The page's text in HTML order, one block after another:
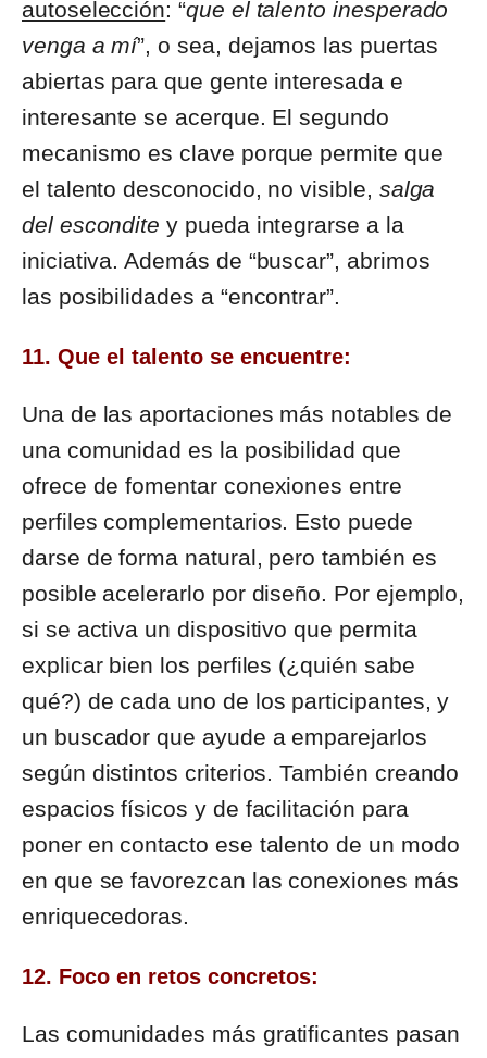
autoselección: “que el talento inesperado
venga a mí”, o sea, dejamos las puertas
abiertas para que gente interesada e
interesante se acerque. El segundo
mecanismo es clave porque permite que
el talento desconocido, no visible, salga
del escondite y pueda integrarse a la
iniciativa. Además de “buscar”, abrimos
las posibilidades a “encontrar”.
11. Que el talento se encuentre:
Una de las aportaciones más notables de
una comunidad es la posibilidad que
ofrece de fomentar conexiones entre
perfiles complementarios. Esto puede
darse de forma natural, pero también es
posible acelerarlo por diseño. Por ejemplo,
si se activa un dispositivo que permita
explicar bien los perfiles (¿quién sabe
qué?) de cada uno de los participantes, y
un buscador que ayude a emparejarlos
según distintos criterios. También creando
espacios físicos y de facilitación para
poner en contacto ese talento de un modo
en que se favorezcan las conexiones más
enriquecedoras.
12. Foco en retos concretos:
Las comunidades más gratificantes pasan